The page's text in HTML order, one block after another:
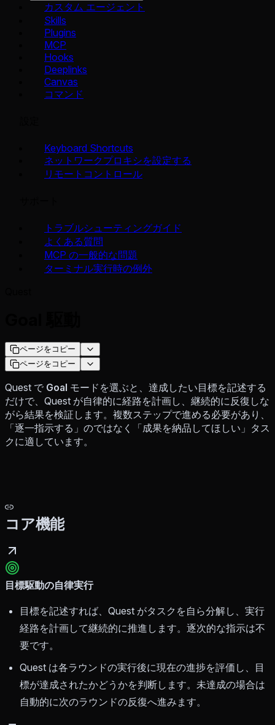
カスタム エージェント
Skills
Plugins
MCP
Hooks
Deeplinks
Canvas
コマンド
Keyboard Shortcuts
ネットワークプロキシを設定する
リモートコントロール
トラブルシューティングガイド
よくある質問
MCP の一般的な問題
ターミナル実行時の例外
ページをコピー
ページをコピー
Quest で Goal モードを選ぶと、達成したい目標を記述する
だけで、Quest が自律的に経路を計画し、継続的に反復しな
がら結果を検証します。複数ステップで進める必要があり、
「逐一指示する」のではなく「成果を納品してほしい」タス
クに適しています。
コア機能
目標駆動の自律実行
目標を記述すれば、Quest がタスクを自ら分解し、実行
経路を計画して継続的に推進します。逐次的な指示は不
要です。
Quest は各ラウンドの実行後に現在の進捗を評価し、目
標が達成されたかどうかを判断します。未達成の場合は
自動的に次のラウンドの反復へ進みます。